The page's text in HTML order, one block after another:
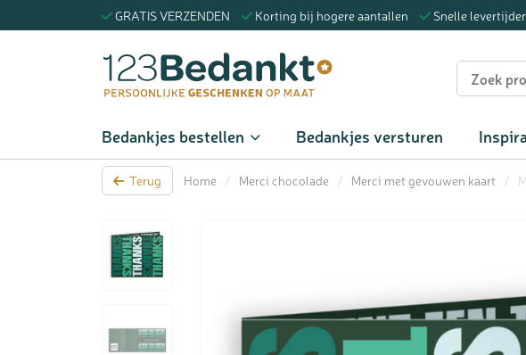
GRATIS VERZENDEN Korting bij hogere aantallen Snelle
Bedankjes bestellen Bedankjes versturen
Terug Home / Merci chocolade / Merci met gevouwen kaart /